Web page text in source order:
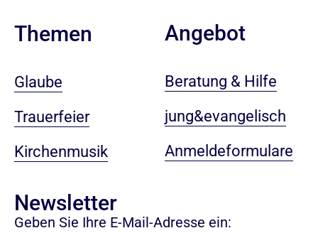
Themen
Glaube
Trauerfeier
Kirchenmusik
Angebot
Beratung & Hilfe
jung&evangelisch
Anmeldeformulare
Newsletter
Geben Sie Ihre E-Mail-Adresse ein: